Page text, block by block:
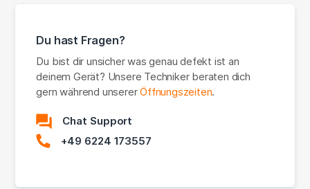
Du hast Fragen?
Du bist dir unsicher was genau defekt ist an
deinem Gerät? Unsere Techniker beraten dich
gern während unsererÖffnungszeiten.
Chat Support
+49 6224 173557